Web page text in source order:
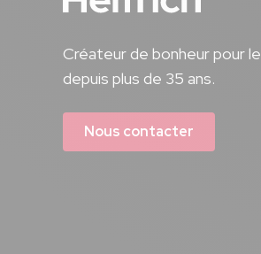
Créateur de bonheur pour
depuis plus de 35 ans.
Nous contacter